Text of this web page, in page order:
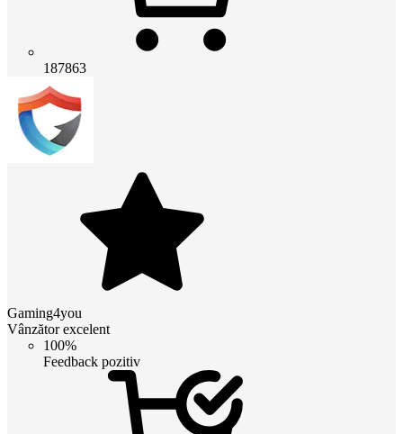
187863
Gaming4you
Vânzător excelent
100%
Feedback pozitiv